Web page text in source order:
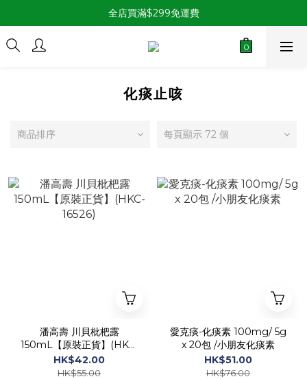
全店買滿$299免運費
化痰止咳
商品排序 每頁顯示 72 個
潘高壽 川貝枇杷露
150mL【原裝正貨】(HKC-
16526)
HK$42.00
HK$55.00
愛克痰-化痰素 100mg/ 5g
x 20包 /小朋友化痰素
HK$51.00
HK$76.00